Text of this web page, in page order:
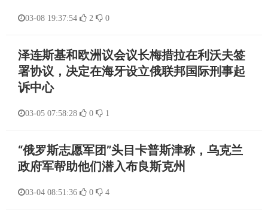
03-08 19:37:54 2 0
泽连斯基和欧洲议会议长梅措拉在利沃夫签
署协议，决定在海牙设立俄联邦国际刑事起
诉中心
03-05 07:58:28 0 1
“俄罗斯志愿军团”头目卡普斯津称，乌克兰
政府军帮助他们潜入布良斯克州
03-04 08:51:36 0 4